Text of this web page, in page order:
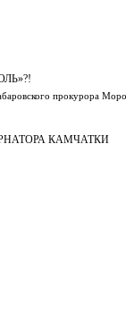
прокурора
КАМЧАТКИ